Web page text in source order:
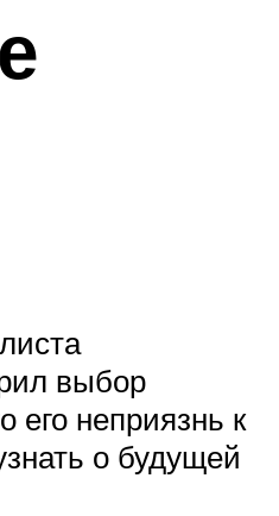
выбор
его неприязнь к
о будущей